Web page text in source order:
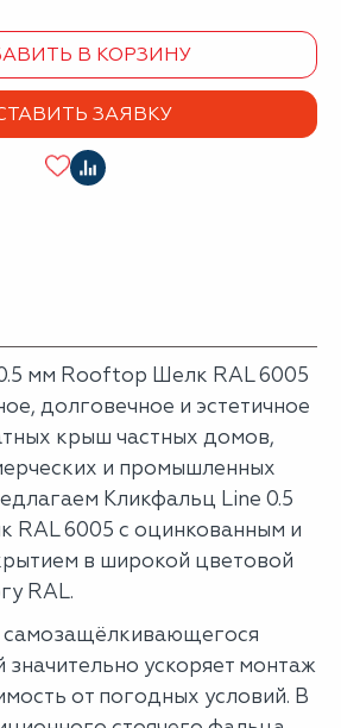
В КОРЗИНУ
ЗАЯВКУ
мм Rooftop Шелк RAL 6005
долговечное и эстетичное
крыш частных домов,
и промышленных
Кликфальц Line 0.5
6005 с оцинкованным и
в широкой цветовой
RAL.
самозащёлкивающегося
ускоряет монтаж
от погодных условий. В